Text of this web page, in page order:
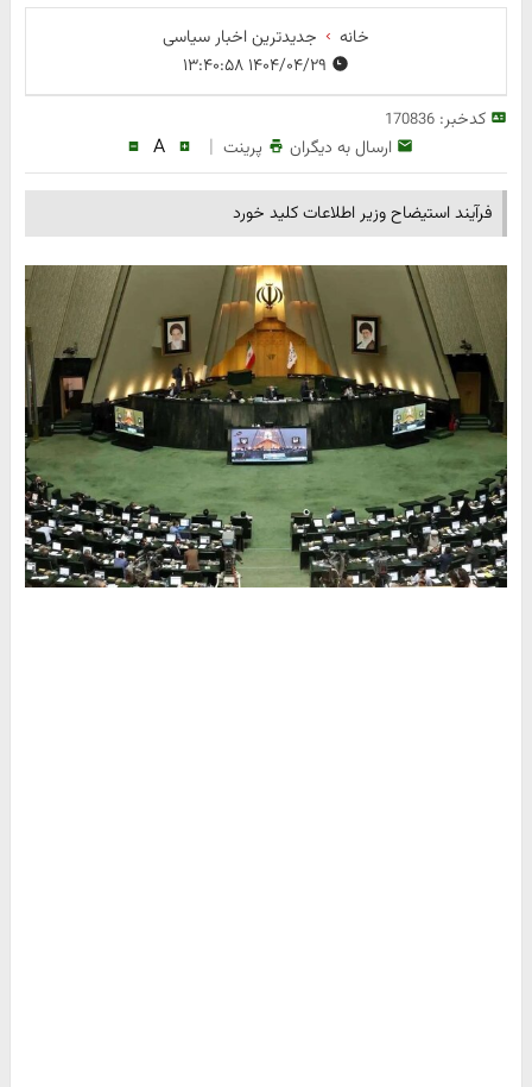
خانه
جدیدترین اخبار سیاسی
کدخبر:170836
ارسال به دیگران پرینت |
A
فرآیند استیضاح وزیر اطلاعات کلید خورد